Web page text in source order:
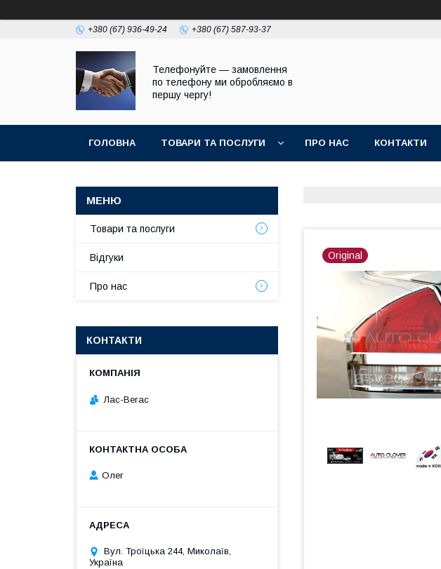
+380 (67) 936-49-24 +380 (67) 587-93-37
Телефонуйте — замовлення
по телефону ми обробляємо в
першу чергу!
ГОЛОВНА ТОВАРИ ТА ПОСЛУГИ ПРО НАС КОНТАКТИ
Original
Товари та послуги
Відгуки
Про нас
КОНТАКТИ
Лас-Вегас
Олег
Вул. Троїцька 244, Миколаїв,
Україна